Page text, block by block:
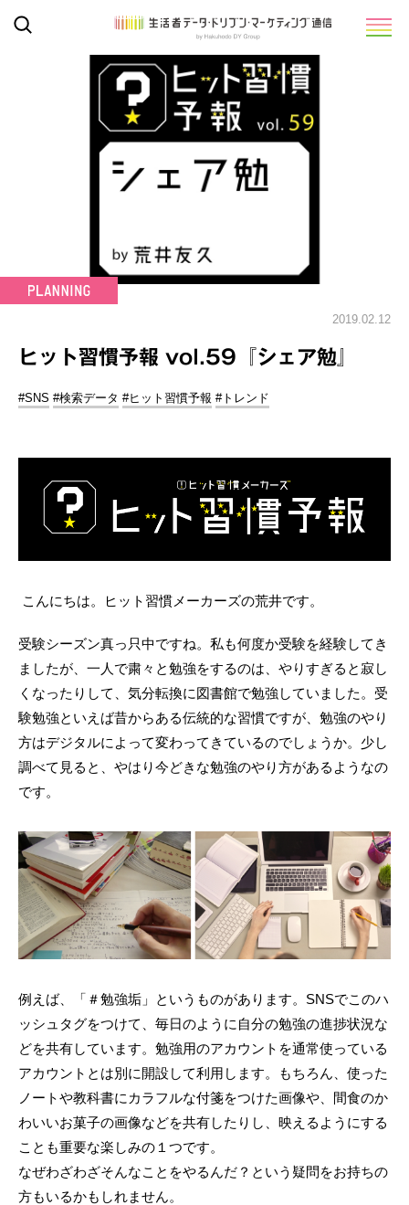
2019.02.12
ヒット習慣予報 vol.59『シェア勉』
#SNS #検索データ #ヒット習慣予報 #トレンド
こんにちは。ヒット習慣メーカーズの荒井です。
受験シーズン真っ只中ですね。私も何度か受験を経験してき
ましたが、一人で粛々と勉強をするのは、やりすぎると寂し
くなったりして、気分転換に図書館で勉強していました。受
験勉強といえば昔からある伝統的な習慣ですが、勉強のやり
方はデジタルによって変わってきているのでしょうか。少し
調べて見ると、やはり今どきな勉強のやり方があるようなの
です。
例えば、「＃勉強垢」というものがあります。SNSでこのハ
ッシュタグをつけて、毎日のように自分の勉強の進捗状況な
どを共有しています。勉強用のアカウントを通常使っている
アカウントとは別に開設して利用します。もちろん、使った
ノートや教科書にカラフルな付箋をつけた画像や、間食のか
わいいお菓子の画像などを共有したりし、映えるようにする
ことも重要な楽しみの１つです。
なぜわざわざそんなことをやるんだ？という疑問をお持ちの
方もいるかもしれません。